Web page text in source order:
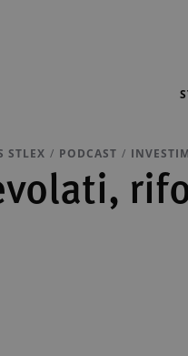
STLEX PODCAST